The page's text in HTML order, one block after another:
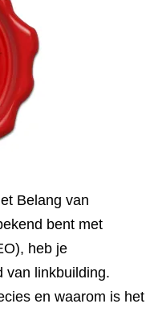
Belang van
bent met
heb je
van linkbuilding.
en waarom is het